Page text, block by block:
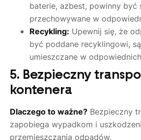
baterie, azbest, powinny być
przechowywane w
Recykling: Upewnij się, że
być poddane recyklingowi,
umieszczane w
5. Bezpieczny
kontenera
Dlaczego to ważne? Bezpieczny
zapobiega wypadkom i
przemieszczania odpadów.